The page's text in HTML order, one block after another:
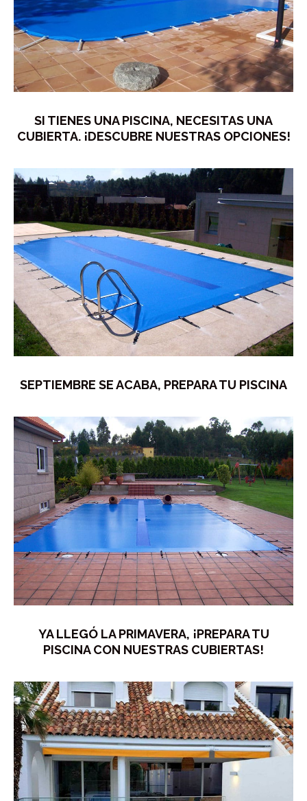
SI TIENES UNA PISCINA, NECESITAS UNA
CUBIERTA. ¡DESCUBRE NUESTRAS OPCIONES!
SEPTIEMBRE SE ACABA, PREPARA TU PISCINA
YA LLEGÓ LA PRIMAVERA, ¡PREPARA TU
PISCINA CON NUESTRAS CUBIERTAS!